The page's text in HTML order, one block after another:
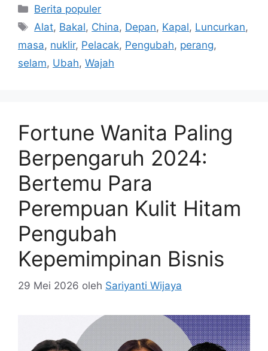
Kategori
Berita populer
Tag
Alat, Bakal, China, Depan, Kapal, Luncurkan,
masa, nuklir, Pelacak, Pengubah, perang,
selam, Ubah, Wajah
Fortune Wanita Paling
Berpengaruh 2024:
Bertemu Para
Perempuan Kulit Hitam
Pengubah
Kepemimpinan Bisnis
29 Mei 2026 oleh Sariyanti Wijaya